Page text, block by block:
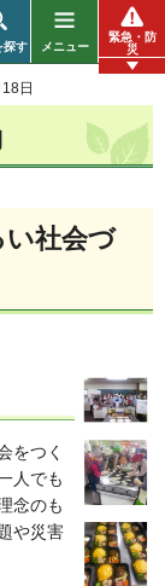
探す メニュー
緊急・防
災
日
い社会づ
をつく
人でも
念のも
や災害